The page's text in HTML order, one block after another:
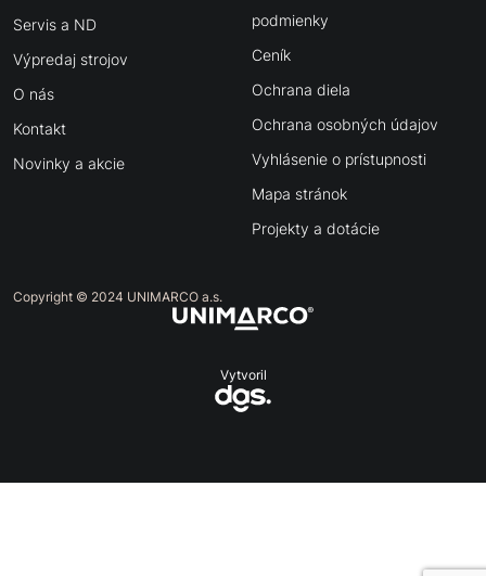
Servis a ND
Výpredaj strojov
O nás
Kontakt
Novinky a akcie
podmienky
Ceník
Ochrana diela
Ochrana osobných údajov
Vyhlásenie o prístupnosti
Mapa stránok
Projekty a dotácie
Copyright © 2024 UNIMARCO a.s.
Vytvoril